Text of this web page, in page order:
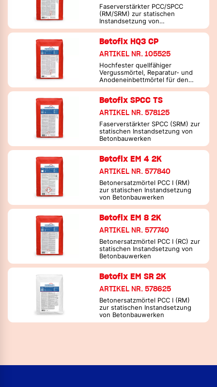
Faserverstärkter PCC/SPCC
(RM/SRM) zur statischen
Instandsetzung von
Betonbauwerken / Reparatur-
den kathodischen
Korrosionsschutz
Betofix HQ3 CP
ARTIKEL NR. 105525
Hochfester quellfähiger
Vergussmörtel, Reparatur- und
Anodeneinbettmörtel für den
kathodischen Korrosionsschutz
Betofix SPCC TS
ARTIKEL NR. 578125
Faserverstärkter SPCC (SRM) zur
statischen Instandsetzung von
Betonbauwerken
Betofix EM 4 2K
ARTIKEL NR. 577840
Betonersatzmörtel PCC I (RM)
zur statischen Instandsetzung
von Betonbauwerken
Betofix EM 8 2K
ARTIKEL NR. 577740
Betonersatzmörtel PCC I (RC) zur
statischen Instandsetzung von
Betonbauwerken
Betofix EM SR 2K
ARTIKEL NR. 578625
Betonersatzmörtel PCC I (RM)
zur statischen Instandsetzung
von Betonbauwerken